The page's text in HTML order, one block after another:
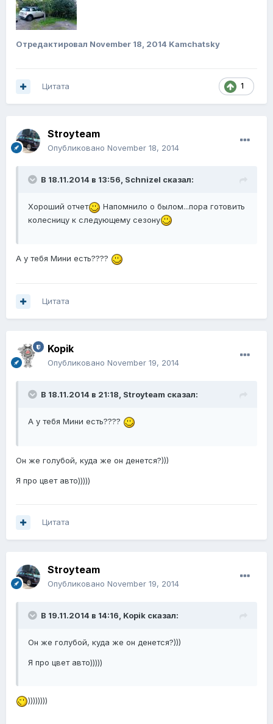
Отредактировал November 18, 2014 Kamchatsky
1
Цитата
Stroyteam
Опубликовано November 18, 2014
В 18.11.2014 в 13:56, Schnizel сказал:
Хороший отчет
Напомнило о былом...пора готовить
колесницу к следующему сезону
А у тебя Мини есть????
Цитата
Kopik
Опубликовано November 19, 2014
В 18.11.2014 в 21:18, Stroyteam сказал:
А у тебя Мини есть????
Он же голубой, куда же он денется?)))
Я про цвет авто)))))
Цитата
Stroyteam
Опубликовано November 19, 2014
В 19.11.2014 в 14:16, Kopik сказал:
Он же голубой, куда же он денется?)))
Я про цвет авто)))))
))))))))